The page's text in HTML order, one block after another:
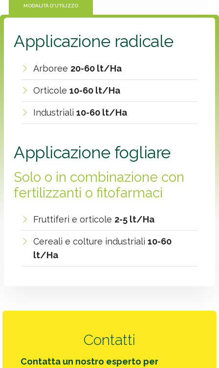
MODALITÀ D'UTILIZZO
Applicazione radicale
Arboree 20-60 lt/Ha
Orticole 10-60 lt/Ha
Industriali 10-60 lt/Ha
Applicazione fogliare
Solo o in combinazione con
fertilizzanti o fitofarmaci
Fruttiferi e orticole 2-5 lt/Ha
Cereali e colture industriali 10-60
lt/Ha
Contatti
Contatta un nostro esperto per